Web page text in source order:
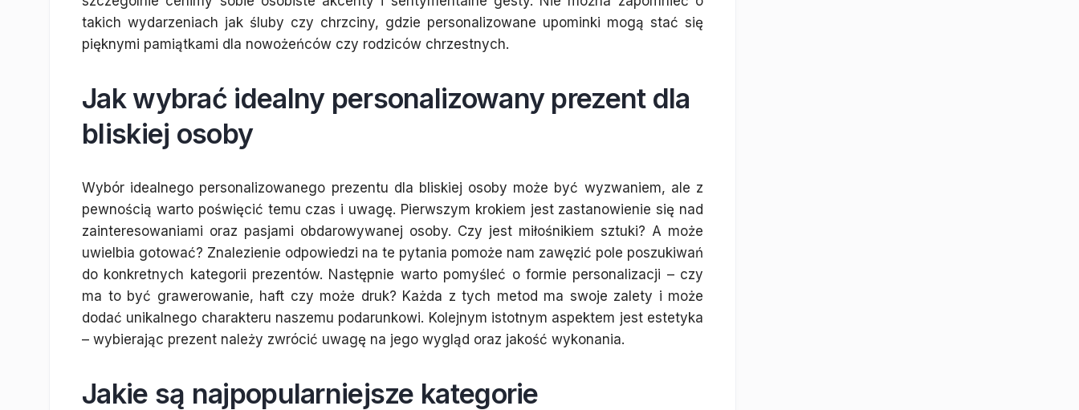
takich wydarzeniach jak śluby czy chrzciny, gdzie personalizowane upominki mogą stać się
pięknymi pamiątkami dla nowożeńców czy rodziców chrzestnych.
Jak wybrać idealny personalizowany prezent dla
bliskiej osoby
Wybór idealnego personalizowanego prezentu dla bliskiej osoby może być wyzwaniem, ale z
pewnością warto poświęcić temu czas i uwagę. Pierwszym krokiem jest zastanowienie się nad
zainteresowaniami oraz pasjami obdarowywanej osoby. Czy jest miłośnikiem sztuki? A może
uwielbia gotować? Znalezienie odpowiedzi na te pytania pomoże nam zawęzić pole poszukiwań
do konkretnych kategorii prezentów. Następnie warto pomyśleć o formie personalizacji – czy
ma to być grawerowanie, haft czy może druk? Każda z tych metod ma swoje zalety i może
dodać unikalnego charakteru naszemu podarunkowi. Kolejnym istotnym aspektem jest estetyka
– wybierając prezent należy zwrócić uwagę na jego wygląd oraz jakość wykonania.
Jakie są najpopularniejsze kategorie